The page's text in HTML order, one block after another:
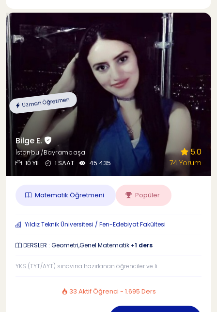
Uzman Öğretmen
Bilge E.
İstanbul/Bayrampaşa
10 YIL
1 SAAT 45.435
5.0
74 Yorum
Matematik Öğretmeni Popüler
Yıldız Teknik Üniversitesi / Fen-Edebiyat Fakültesi
DERSLER : Geometri,Genel Matematik +1 ders
YKS (TYT/AYT) sınavına hazırlanan öğrenciler ve li...
33 Aktif Öğrenci - 1.695 Ders